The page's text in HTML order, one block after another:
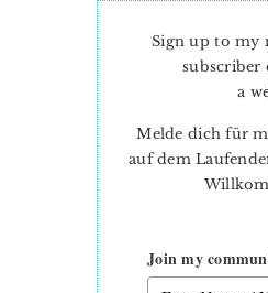
Sign up to my
subscriber
a
Melde dich für
auf dem
Join my